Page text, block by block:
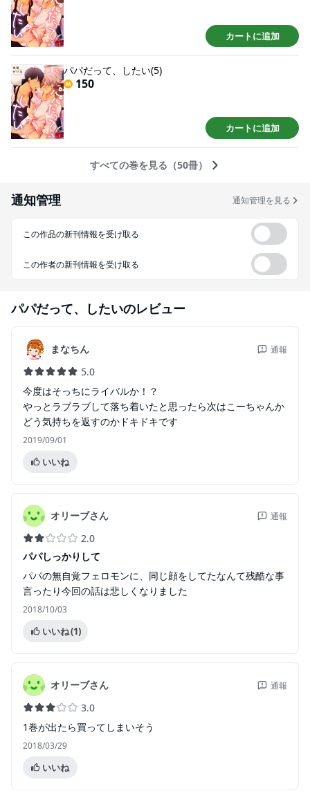
カートに追加
パパだって、したい(5)
150
カートに追加
すべての巻を見る（50冊）
通知管理 通知管理を見る
この作品の新刊情報を受け取る
この作者の新刊情報を受け取る
パパだって、したいのレビュー
まなちん 通報
5.0
今度はそっちにライバルか！？
やっとラブラブして落ち着いたと思ったら次はこーちゃんか
どう気持ちを返すのかドキドキです
2019/09/01
いいね
オリーブさん 通報
2.0
パパしっかりして
パパの無自覚フェロモンに、同じ顔をしてたなんて残酷な事
言ったり今回の話は悲しくなりました
2018/10/03
いいね(1)
オリーブさん 通報
3.0
1巻が出たら買ってしまいそう
2018/03/29
いいね